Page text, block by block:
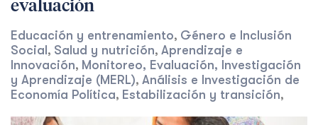
evaluación
Educación y entrenamiento, Género e Inclusión
Social , Salud y nutrición, Aprendizaje e
Innovación, Monitoreo, Evaluación, Investigación
y Aprendizaje (MERL), Análisis e Investigación de
Economía Política, Estabilización y transición,